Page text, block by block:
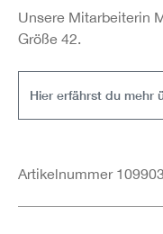
Unsere Mitarbeiterin
Größe 42.
Hier erfährst du mehr
Artikelnummer